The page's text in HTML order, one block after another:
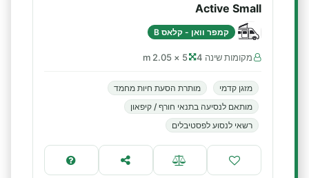
Active Small
קמפר וואן - קלאס B
מקומות שינה 4 5 × 2.05 m
מזגן קדמי
מותרת הסעת חיות מחמד
מותאם לנסיעה בתנאי חורף / קיפאון
רשאי לנסוע לפסטיבלים